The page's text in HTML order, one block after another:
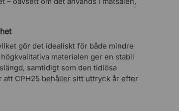
gör det idealiskt för både mindre
materialen ger en stabil
samtidigt som den tidlösa
att CPH25 behåller sitt uttryck år efter